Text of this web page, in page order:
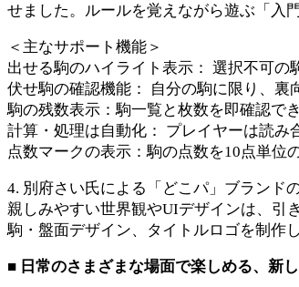
せました。ルールを覚えながら遊ぶ「入
＜主なサポート機能＞
出せる駒のハイライト表示： 選択不可の
伏せ駒の確認機能： 自分の駒に限り、裏
駒の残数表示：駒一覧と枚数を即確認で
計算・処理は自動化： プレイヤーは読み
点数マークの表示：駒の点数を10点単位
4. 別府さい氏による「どこパ」ブランド
親しみやすい世界観やUIデザインは、引
駒・盤面デザイン、タイトルロゴを制作
■ 日常のさまざまな場面で楽しめる、新